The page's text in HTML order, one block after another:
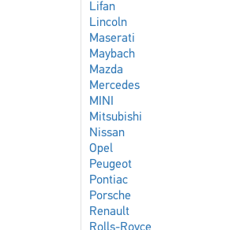
Lifan
Lincoln
Maserati
Maybach
Mazda
Mercedes
MINI
Mitsubishi
Nissan
Opel
Peugeot
Pontiac
Porsche
Renault